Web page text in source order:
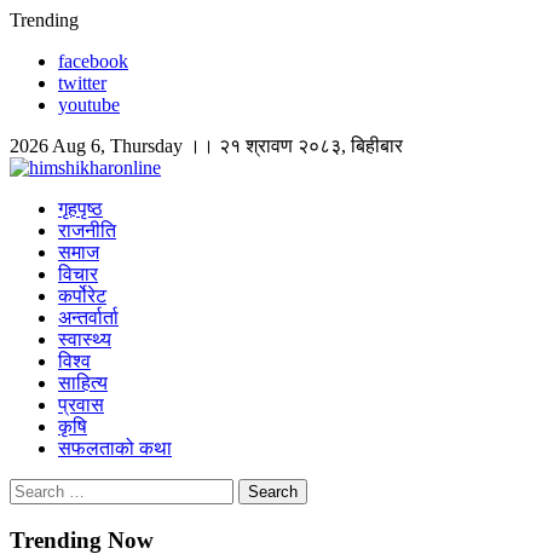
Skip
content
Trending
facebook
twitter
youtube
2026 Aug 6, Thursday ।। २१ श्रावण २०८३, बिहीबार
Himshikhar Online
गृहपृष्ठ
राजनीति
समाज
विचार
कर्पोरेट
अन्तर्वार्ता
स्वास्थ्य
विश्व
साहित्य
प्रवास
कृषि
सफलताको कथा
Search
for:
Trending Now